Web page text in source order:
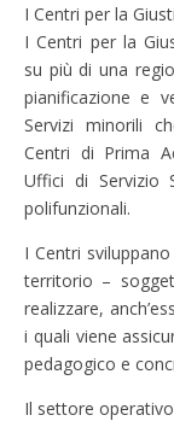
I Centri per la
I Centri per la
su più di una
pianificazione e
Servizi minorili
Centri di Prima
Uffici di Servizio
polifunzionali.
I Centri
territorio –
realizzare,
i quali viene
pedagogico e
Il settore operativo